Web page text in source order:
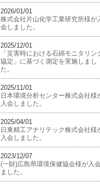
2026/01/01
株式会社片山化学工業研究所様が
会しました。
2025/12/01
「災害時における石綿モニタリン
協定」に基づく測定を実施しまし
た。
2025/11/01
日本環境分析センター株式会社様
入会しました。
2025/04/01
日東精工アナリテック株式会社様
入会しました。
2023/12/07
(一財)広島県環境保健協会様が入
ました。